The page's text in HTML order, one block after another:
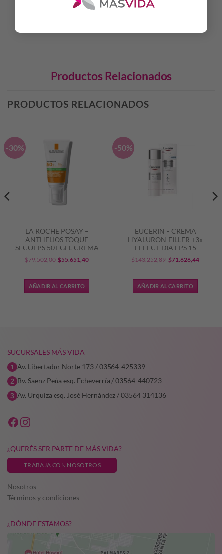
Productos Relacionados
PRODUCTOS RELACIONADOS
-30%
LA ROCHE POSAY –
ANTHELIOS TOQUE
SECOFPS 50+ GEL CREMA
$79.502,00 El
original
era:
$55.651,40El
es:
AÑADIR AL CARRITO
-50%
EUCERIN – CREMA
HYALURON-FILLER +3x
EFFECT DIA FPS 15
$143.252,89 El
original
era:
$71.626,44El
AÑADIR AL CARRITO
SUCURSALES MÁS VIDA
Av. Libertador Norte 173 / 03564-425339
Bv. Saenz Peña esq. Echeverría / 03564-440723
Av. Urquiza esq. José Hernández / 03564 314136
¿QUERÉS SER PARTE DE MÁS VIDA?
TRABAJA CON NOSOTROS
Nosotros
Términos y condiciones
¿DÓNDE ESTAMOS?